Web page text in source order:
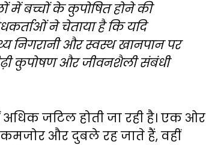
में बच्चों के कुपोषित होने की
ने चेताया है कि यदि
निगरानी और स्वस्थ खानपान पर
कुपोषण और जीवनशैली संबंधी
जटिल होती जा रही है। एक ओर
और दुबले रह जाते हैं, वहीं